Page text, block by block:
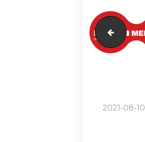
murad1
2021-08-10